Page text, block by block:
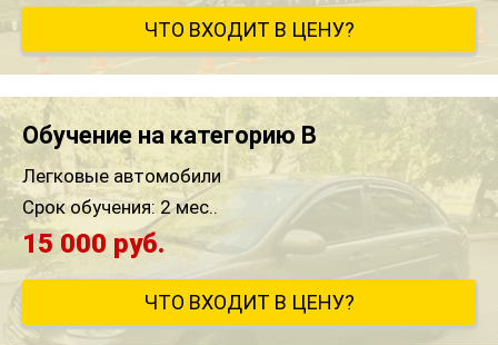
ЧТО ВХОДИТ В ЦЕНУ?
Обучение на категорию B
Легковые автомобили
Срок обучения: 2 мес..
15 000 руб.
ЧТО ВХОДИТ В ЦЕНУ?